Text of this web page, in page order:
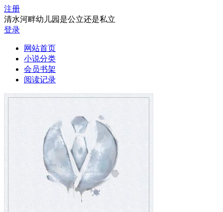
注册
清水河畔幼儿园是公立还是私立
登录
网站首页
小说分类
会员书架
阅读记录